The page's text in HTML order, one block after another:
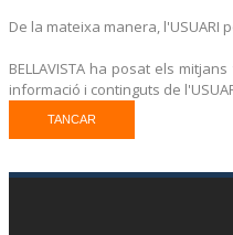
De la mateixa manera,
BELLAVISTA ha posat els
informació i continguts de
TANCAR